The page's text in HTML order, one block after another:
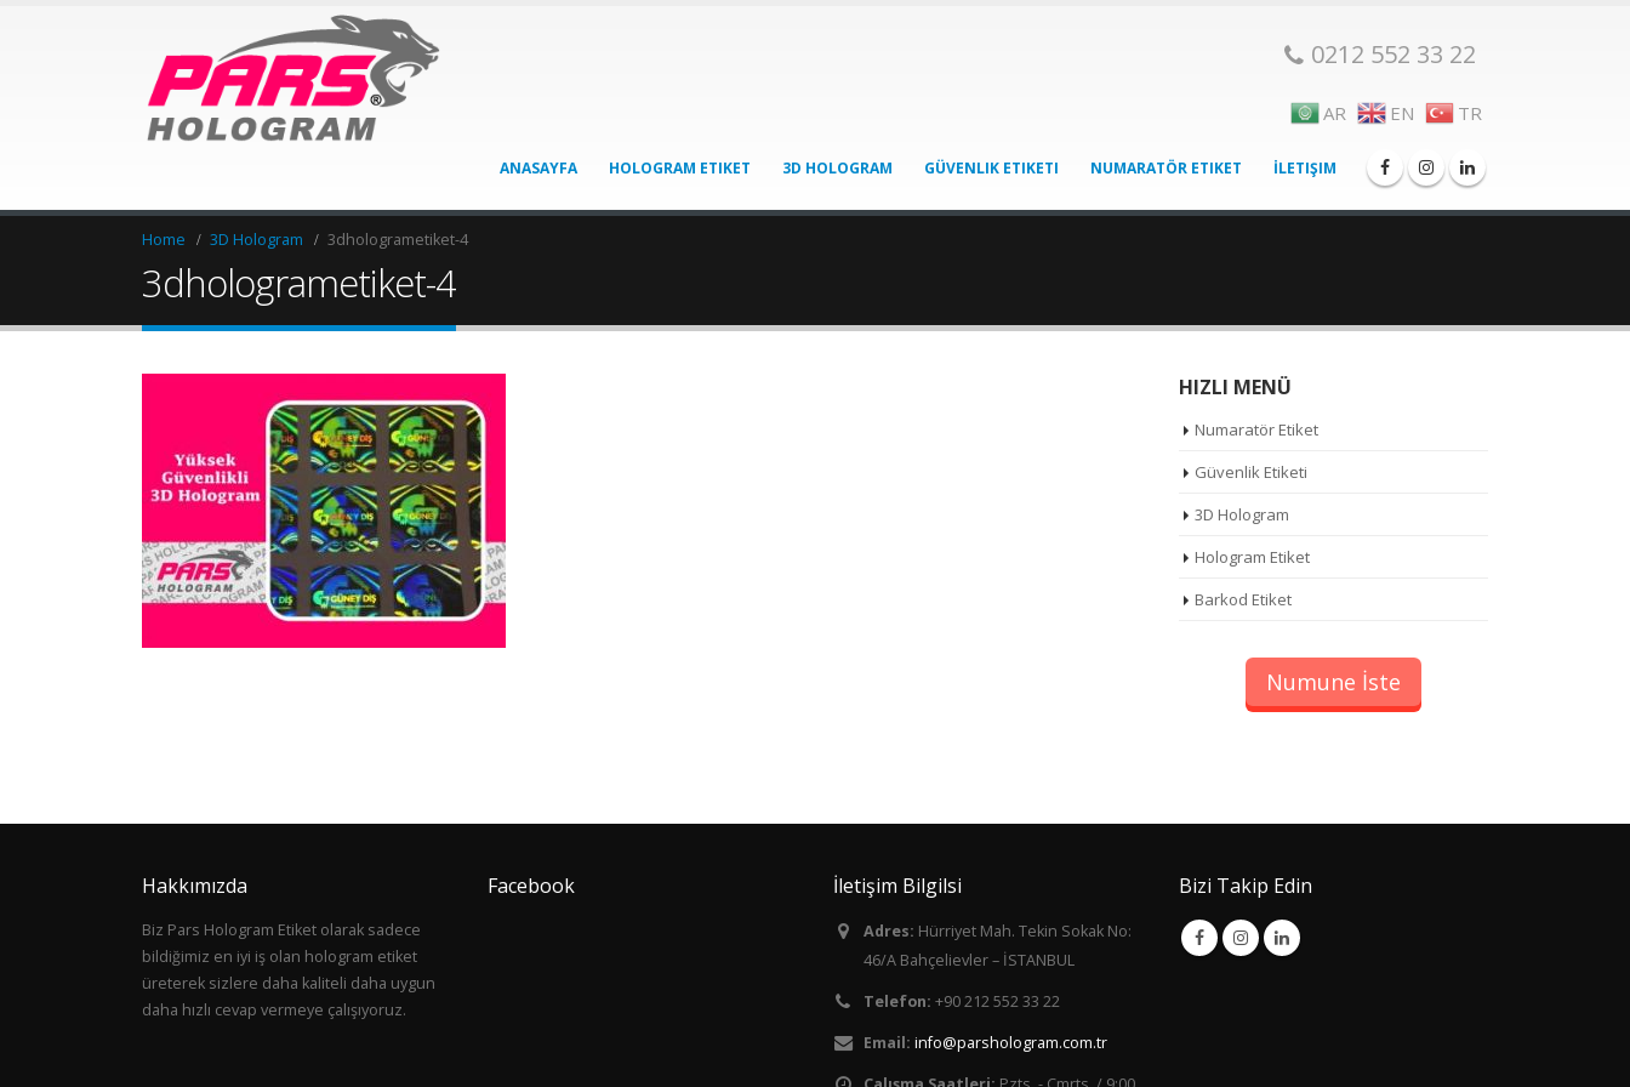
0212 552 33 22
AR EN TR
ANASAYFA HOLOGRAM ETIKET 3D HOLOGRAM GÜVENLIK ETIKETI NUMARATÖR ETIKET İLETIŞIM
Home 3D Hologram 3dhologrametiket-4
3dhologrametiket-4
HIZLI MENÜ
Numaratör Etiket
Güvenlik Etiketi
3D Hologram
Hologram Etiket
Barkod Etiket
Numune İste
Hakkımızda
Biz Pars Hologram Etiket olarak sadece
bildiğimiz en iyi iş olan hologram etiket
üreterek sizlere daha kaliteli daha uygun
daha hızlı cevap vermeye çalışıyoruz.
Facebook İletişim Bilgilsi
Adres: Hürriyet Mah. Tekin Sokak No:
46/A Bahçelievler – İSTANBUL
Telefon: +90 212 552 33 22
Email: info@parshologram.com.tr
Bizi Takip Edin